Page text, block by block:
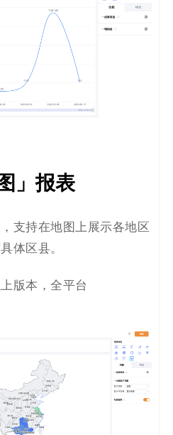
」报表
支持在地图上展示各地区
体区县。
版本，全平台